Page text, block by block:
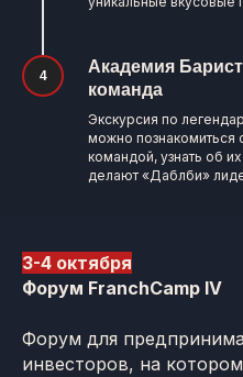
Академия
команда
Экскурсия по
можно познакомиться
командой, узнать об
делают «Даблби»
3-4 октября
Форум FranchCamp IV
Форум для
инвесторов, на